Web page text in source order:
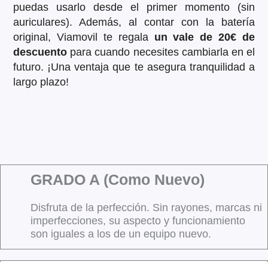
puedas usarlo desde el primer momento (sin
auriculares). Además, al contar con la batería
original, Viamovil te regala un vale de 20€ de
descuento para cuando necesites cambiarla en el
futuro. ¡Una ventaja que te asegura tranquilidad a
largo plazo!
GRADO A (Como Nuevo)
Disfruta de la perfección. Sin rayones, marcas ni
imperfecciones, su aspecto y funcionamiento
son iguales a los de un equipo nuevo.